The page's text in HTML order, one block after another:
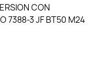
7388-3 JF BT50 M24